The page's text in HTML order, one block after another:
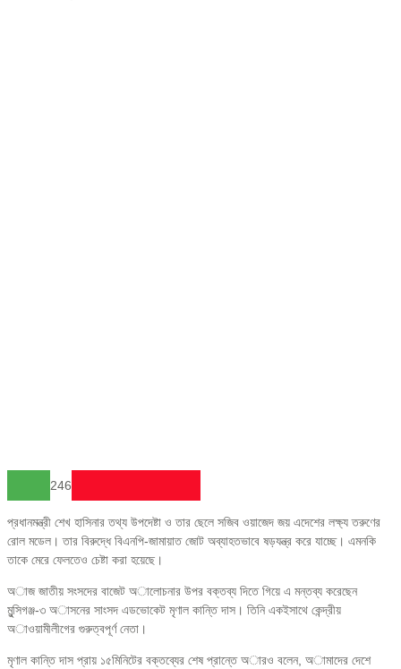
246
প্রধানমন্ত্রী শেখ হাসিনার তথ্য উপদেষ্টা ও তার ছেলে সজিব ওয়াজেদ জয় এদেশের লক্ষ্য তরুণের
রোল মডেল। তার বিরুদ্ধে বিএনপি-জামায়াত জোট অব্যাহতভাবে ষড়যন্ত্র করে যাচ্ছে। এমনকি
তাকে মেরে ফেলতেও চেষ্টা করা হয়েছে।
অাজ জাতীয় সংসদের বাজেট অালোচনার উপর বক্তব্য দিতে গিয়ে এ মন্তব্য করেছেন
মুন্সিগঞ্জ-৩ অাসনের সাংসদ এডভোকেট মৃণাল কান্তি দাস। তিনি একইসাথে কেন্দ্রীয়
অাওয়ামীলীগের গুরুত্বপূর্ণ নেতা।
মৃণাল কান্তি দাস প্রায় ১৫মিনিটের বক্তব্যের শেষ প্রান্তে অারও বলেন, অামাদের দেশে